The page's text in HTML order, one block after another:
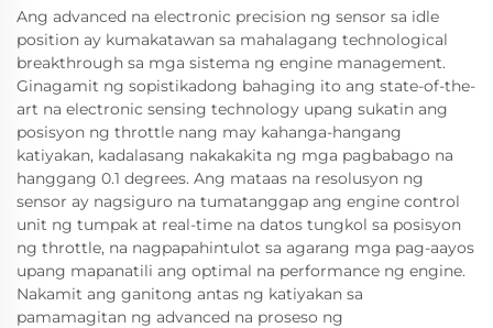
Ang advanced na electronic precision ng sensor sa idle
position ay kumakatawan sa mahalagang technological
breakthrough sa mga sistema ng engine management.
Ginagamit ng sopistikadong bahaging ito ang state-of-the-
art na electronic sensing technology upang sukatin ang
posisyon ng throttle nang may kahanga-hangang
katiyakan, kadalasang nakakakita ng mga pagbabago na
hanggang 0.1 degrees. Ang mataas na resolusyon ng
sensor ay nagsiguro na tumatanggap ang engine control
unit ng tumpak at real-time na datos tungkol sa posisyon
ng throttle, na nagpapahintulot sa agarang mga pag-aayos
upang mapanatili ang optimal na performance ng engine.
Nakamit ang ganitong antas ng katiyakan sa
pamamagitan ng advanced na proseso ng